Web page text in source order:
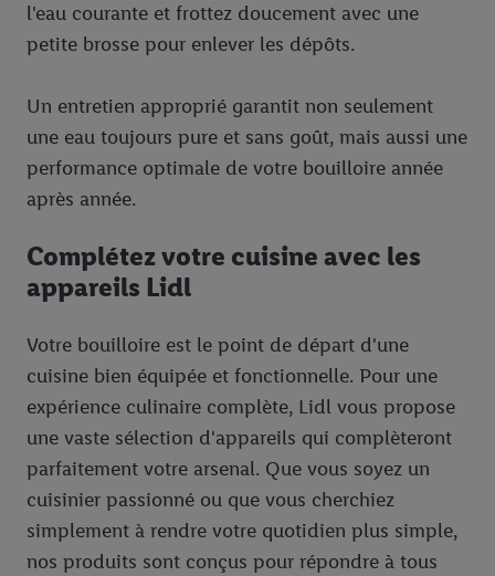
l'eau courante et frottez doucement avec une
petite brosse pour enlever les dépôts.
Un entretien approprié garantit non seulement
une eau toujours pure et sans goût, mais aussi une
performance optimale de votre bouilloire année
après année.
Complétez votre cuisine avec les
appareils Lidl
Votre bouilloire est le point de départ d'une
cuisine bien équipée et fonctionnelle. Pour une
expérience culinaire complète, Lidl vous propose
une vaste sélection d'appareils qui complèteront
parfaitement votre arsenal. Que vous soyez un
cuisinier passionné ou que vous cherchiez
simplement à rendre votre quotidien plus simple,
nos produits sont conçus pour répondre à tous